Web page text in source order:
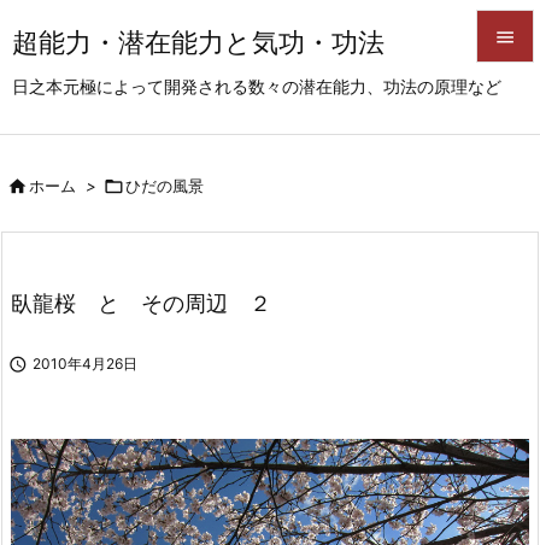
超能力・潜在能力と気功・功法
日之本元極によって開発される数々の潜在能力、功法の原理など


前へ
ホーム > ひだの風景
臥龍桜 と その周辺 ２
 2010年4月26日